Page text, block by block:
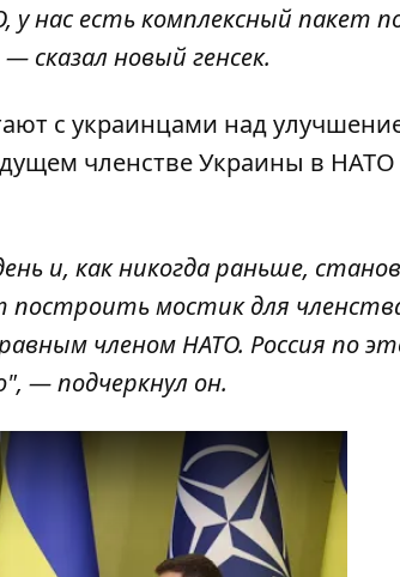
у нас есть комплексный пакет
сказал новый генсек.
с украинцами над
членстве Украины в НАТО
и, как никогда раньше,
построить мостик для
членом НАТО. Россия по
— подчеркнул он.